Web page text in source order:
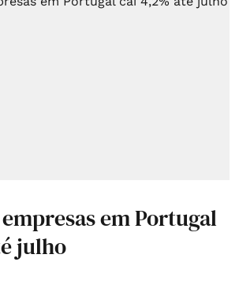
em Portugal
julho